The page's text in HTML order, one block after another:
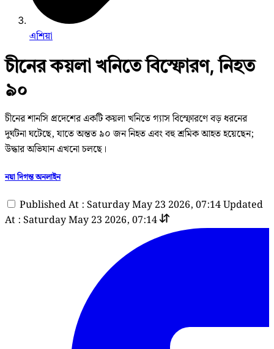
এশিয়া
চীনের কয়লা খনিতে বিস্ফোরণ, নিহত
৯০
চীনের শানসি প্রদেশের একটি কয়লা খনিতে গ্যাস বিস্ফোরণে বড় ধরনের
দুর্ঘটনা ঘটেছে, যাতে অন্তত ৯০ জন নিহত এবং বহু শ্রমিক আহত হয়েছেন;
উদ্ধার অভিযান এখনো চলছে।
নয়া দিগন্ত অনলাইন
Published At : Saturday May 23 2026, 07:14Updated
At : Saturday May 23 2026, 07:14